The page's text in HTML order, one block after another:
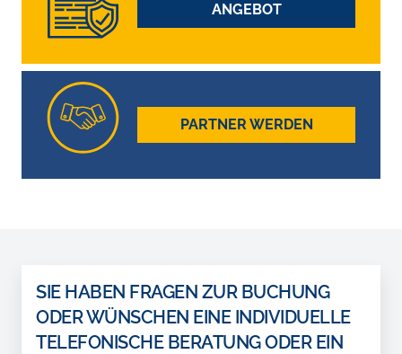
ANGEBOT
PARTNER WERDEN
SIE HABEN FRAGEN ZUR BUCHUNG
ODER WÜNSCHEN EINE INDIVIDUELLE
TELEFONISCHE BERATUNG ODER EIN